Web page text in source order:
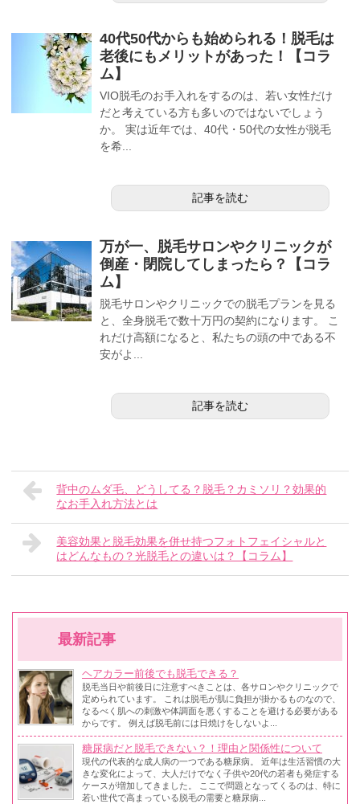
40代50代からも始められる！脱毛は
老後にもメリットがあった！【コラ
ム】
VIO脱毛のお手入れをするのは、若い女性だけ
だと考えている方も多いのではないでしょう
か。 実は近年では、40代・50代の女性が脱毛
を希...
記事を読む
万が一、脱毛サロンやクリニックが
倒産・閉院してしまったら？【コラ
ム】
脱毛サロンやクリニックでの脱毛プランを見る
と、全身脱毛で数十万円の契約になります。 こ
れだけ高額になると、私たちの頭の中である不
安がよ...
記事を読む
背中のムダ毛、どうしてる？脱毛？カミソリ？効果的
なお手入れ方法とは
美容効果と脱毛効果を併せ持つフォトフェイシャルと
はどんなもの？光脱毛との違いは？【コラム】
最新記事
ヘアカラー前後でも脱毛できる？
脱毛当日や前後日に注意すべきことは、各サロンやクリニックで
定められています。 これは脱毛が肌に負担が掛かるものなので、
なるべく肌への刺激や体調面を悪くすることを避ける必要がある
からです。 例えば脱毛前には日焼けをしないよ...
糖尿病だと脱毛できない？！理由と関係性について
現代の代表的な成人病の一つである糖尿病。 近年は生活習慣の大
きな変化によって、大人だけでなく子供や20代の若者も発症する
ケースが増加してきました。 ここで問題となってくるのは、特に
若い世代で高まっている脱毛の需要と糖尿病...